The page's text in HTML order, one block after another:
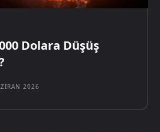
Dolara Düşüş
2026